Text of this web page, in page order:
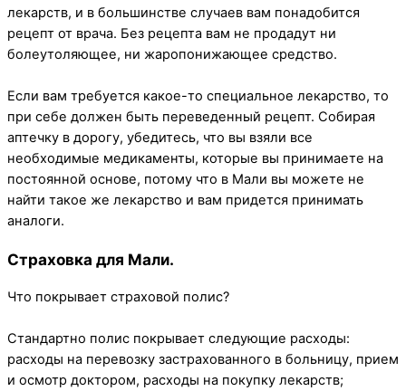
лекарств, и в большинстве случаев вам понадобится
рецепт от врача. Без рецепта вам не продадут ни
болеутоляющее, ни жаропонижающее средство.
Если вам требуется какое-то специальное лекарство, то
при себе должен быть переведенный рецепт. Собирая
аптечку в дорогу, убедитесь, что вы взяли все
необходимые медикаменты, которые вы принимаете на
постоянной основе, потому что в Мали вы можете не
найти такое же лекарство и вам придется принимать
аналоги.
Страховка для Мали.
Что покрывает страховой полис?
Стандартно полис покрывает следующие расходы:
расходы на перевозку застрахованного в больницу, прием
и осмотр доктором, расходы на покупку лекарств;